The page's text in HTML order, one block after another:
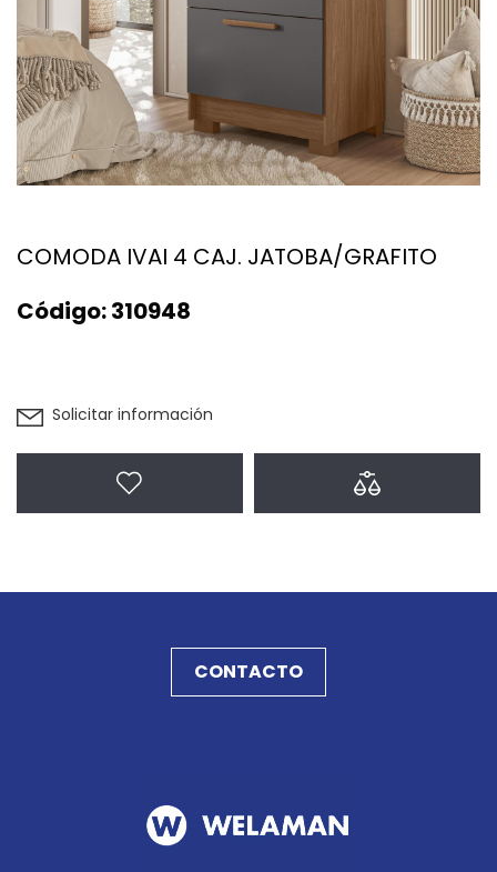
COMODA IVAI 4 CAJ. JATOBA/GRAFITO
Código:310948
Solicitar información
CONTACTO